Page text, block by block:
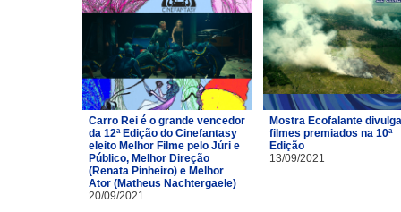
Carro Rei é o grande vencedor
da 12ª Edição do Cinefantasy
eleito Melhor Filme pelo Júri e
Público, Melhor Direção
(Renata Pinheiro) e Melhor
Ator (Matheus Nachtergaele)
20/09/2021
Mostra Ecofalante
filmes premiados na 10ª
Edição
13/09/2021